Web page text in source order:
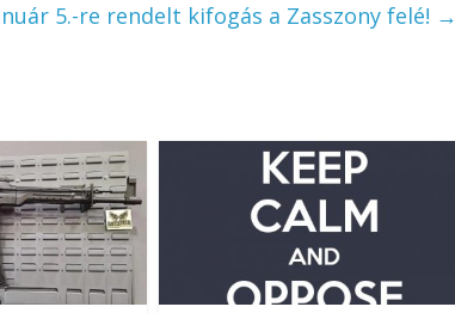
5.-re rendelt kifogás a Zasszony felé! →